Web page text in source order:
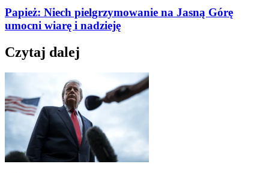
Papież: Niech pielgrzymowanie na Jasną Górę
umocni wiarę i nadzieję
Czytaj dalej